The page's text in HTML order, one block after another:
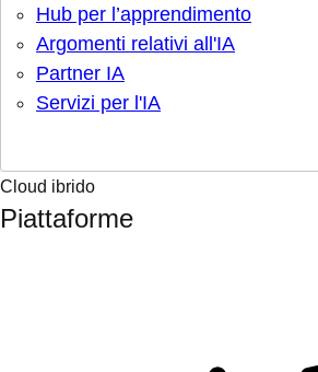
Hub per l’apprendimento
Argomenti relativi all'IA
Partner IA
Servizi per l'IA
Cloud ibrido
Piattaforme